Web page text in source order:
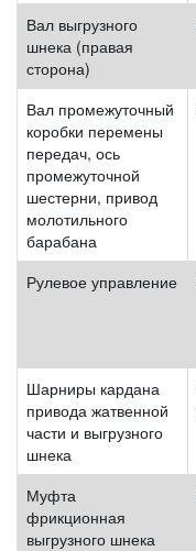
Вал выгрузного
шнека (правая
сторона)
Вал промежуточный
коробки перемены
передач, ось
промежуточной
шестерни, привод
молотильного
барабана
Рулевое управление
Шарниры кардана
привода жатвенной
части и выгрузного
шнека
Муфта
фрикционная
выгрузного шнека